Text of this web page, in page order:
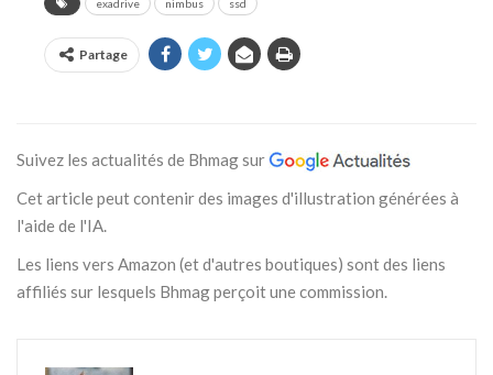
exadrive nimbus ssd
Partage
Suivez les actualités de Bhmag sur
Cet article peut contenir des images d'illustration générées à
l'aide de l'IA.
Les liens vers Amazon (et d'autres boutiques) sont des liens
affiliés sur lesquels Bhmag perçoit une commission.